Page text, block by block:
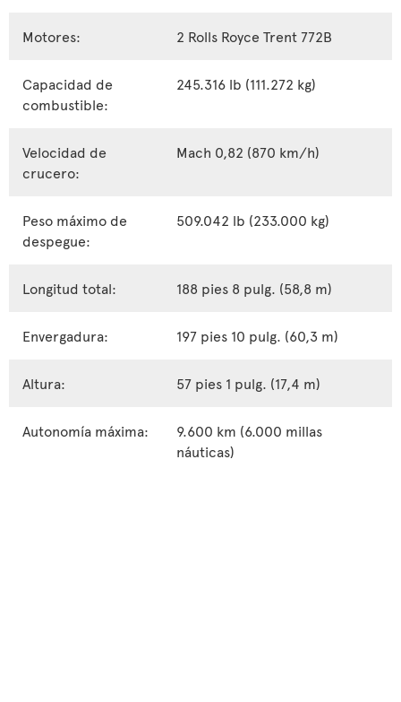
Motores: 2 Rolls Royce Trent 772B
Capacidad de
combustible:
245.316 lb (111.272 kg)
Velocidad de
crucero:
Mach 0,82 (870 km/h)
Peso máximo de
despegue:
509.042 lb (233.000 kg)
Longitud total: 188 pies 8 pulg. (58,8 m)
Envergadura: 197 pies 10 pulg. (60,3 m)
Altura: 57 pies 1 pulg. (17,4 m)
Autonomía máxima:
9.600 km (6.000 millas
náuticas)